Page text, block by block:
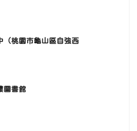
（桃園市龜山區自強西
圖書館